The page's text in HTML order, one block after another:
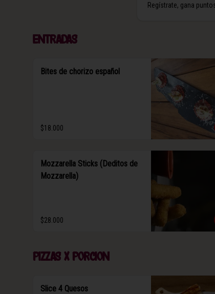
Regístrate, gana
Entradas
Bites de chorizo español
$18.000
Mozzarella Sticks (Deditos de
Mozzarella)
$28.000
Pizzas x porcion
Slice 4 Quesos